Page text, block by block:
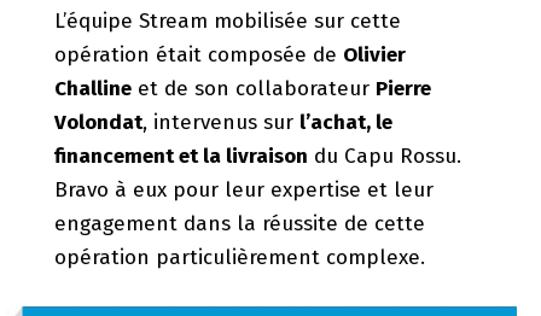
L’équipe Stream mobilisée sur cette
opération était composée de Olivier
Challineet de son collaborateur Pierre
Volondat, intervenus sur l’achat, le
financement et la livraison du Capu Rossu.
Bravo à eux pour leur expertise et leur
engagement dans la réussite de cette
opération particulièrement complexe.